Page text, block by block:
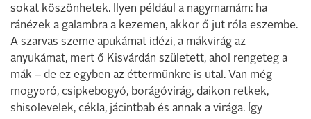
sokat köszönhetek. Ilyen például a nagymamám: ha
ránézek a galambra a kezemen, akkor ő jut róla eszembe.
A szarvas szeme apukámat idézi, a mákvirág az
anyukámat, mert ő Kisvárdán született, ahol rengeteg a
mák – de ez egyben az éttermünkre is utal. Van még
mogyoró, csipkebogyó, borágóvirág, daikon retkek,
shisolevelek, cékla, jácintbab és annak a virága. Így